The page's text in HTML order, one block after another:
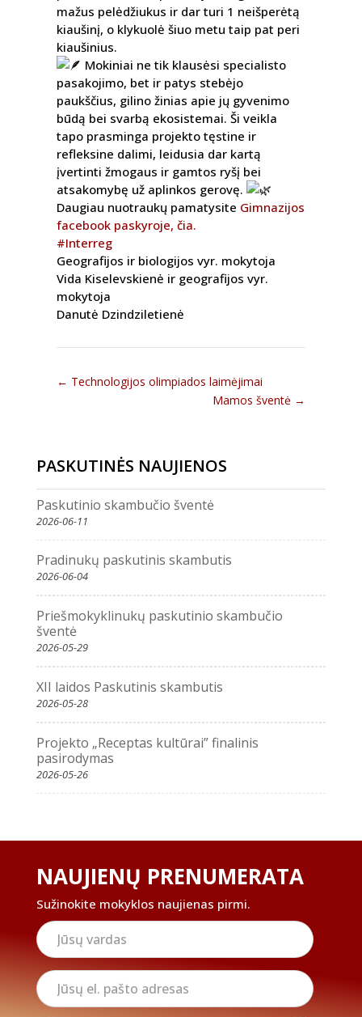
mažus pelėdžiukus ir dar turi 1 neišperėtą
kiaušinį, o klykuolė šiuo metu taip pat peri
kiaušinius.
Mokiniai ne tik klausėsi specialisto
pasakojimo, bet ir patys stebėjo
paukščius, gilino žinias apie jų gyvenimo
būdą bei svarbą ekosistemai. Ši veikla
tapo prasminga projekto tęstine ir
refleksine dalimi, leidusia dar kartą
įvertinti žmogaus ir gamtos ryšį bei
atsakomybę už aplinkos gerovę.
Daugiau nuotraukų pamatysite Gimnazijos
facebook paskyroje, čia.
#Interreg
Geografijos ir biologijos vyr. mokytoja
Vida Kiselevskienė ir geografijos vyr.
mokytoja
Danutė Dzindziletienė
← Technologijos olimpiados laimėjimai
Mamos šventė →
PASKUTINĖS NAUJIENOS
Paskutinio skambučio šventė
2026-06-11
Pradinukų paskutinis skambutis
2026-06-04
Priešmokyklinukų paskutinio skambučio
šventė
2026-05-29
XII laidos Paskutinis skambutis
2026-05-28
Projekto „Receptas kultūrai” finalinis
pasirodymas
2026-05-26
NAUJIENŲ PRENUMERATA
Sužinokite mokyklos naujienas pirmi.
Jūsų
vardas
Jūsų
el.